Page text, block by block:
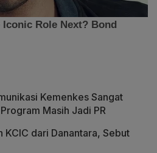
Kemenkes Sangat
Masih Jadi PR
KCIC dari Danantara, Sebut